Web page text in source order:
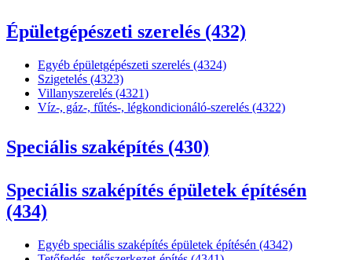
Épületgépészeti szerelés (432)
Egyéb épületgépészeti szerelés (4324)
Szigetelés (4323)
Villanyszerelés (4321)
Víz-, gáz-, fűtés-, légkondicionáló-szerelés (4322)
Speciális szaképítés (430)
Speciális szaképítés épületek építésén
(434)
Egyéb speciális szaképítés épületek építésén (4342)